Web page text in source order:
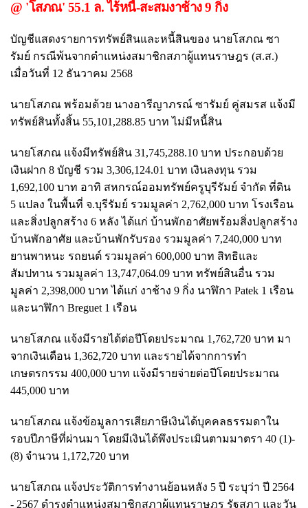
@ 'โสภณ' 55.1 ล. ไร้หนี้-สะสมงาช้าง 9 กิ่ง
บัญชีแสดงรายการทรัพย์สินและหนี้สินของ นายโสภณ ซา
รัมย์ กรณีพ้นจากตำแหน่งสมาชิกสภาผู้แทนราษฎร (ส.ส.)
เมื่อวันที่ 12 ธันวาคม 2568
นายโสภณ พร้อมด้วย นางอารีญาภรณ์ ซารัมย์ คู่สมรส แจ้งมี
ทรัพย์สินทั้งสิ้น 55,101,288.85 บาท ไม่มีหนี้สิน
นายโสภณ แจ้งมีทรัพย์สิน 31,745,288.10 บาท ประกอบด้วย
เงินฝาก 8 บัญชี รวม 3,306,124.01 บาท เงินลงทุน รวม
1,692,100 บาท อาทิ สหกรณ์ออมทรัพย์ครูบุรีรัมย์ จำกัด ที่ดิน
5 แปลง ในพื้นที่ จ.บุรีรัมย์ รวมมูลค่า 2,762,000 บาท โรงเรือน
และสิ่งปลูกสร้าง 6 หลัง ได้แก่ บ้านพักอาศัยพร้อมสิ่งปลูกสร้าง
บ้านพักอาศัย และบ้านพักรับรอง รวมมูลค่า 7,240,000 บาท
ยานพาหนะ รถยนต์ รวมมูลค่า 600,000 บาท สิทธิและ
สัมปทาน รวมมูลค่า 13,747,064.09 บาท ทรัพย์สินอื่น รวม
มูลค่า 2,398,000 บาท ได้แก่ งาช้าง 9 กิ่ง นาฬิกา Patek 1 เรือน
และนาฬิกา Breguet 1 เรือน
นายโสภณ แจ้งมีรายได้ต่อปีโดยประมาณ 1,762,720 บาท มา
จากเงินเดือน 1,362,720 บาท และรายได้จากการทำ
เกษตรกรรม 400,000 บาท แจ้งมีรายจ่ายต่อปีโดยประมาณ
445,000 บาท
นายโสภณ แจ้งข้อมูลการเสียภาษีเงินได้บุคคลธรรมดาใน
รอบปีภาษีที่ผ่านมา โดยมีเงินได้พึงประเมินตามมาตรา 40 (1)-
(8) จำนวน 1,172,720 บาท
นายโสภณ แจ้งประวัติการทำงานย้อนหลัง 5 ปี ระบุว่า ปี 2564
- 2567 ดำรงตำแหน่งสมาชิกสภาผู้แทนราษฎร รัฐสภา และวัน